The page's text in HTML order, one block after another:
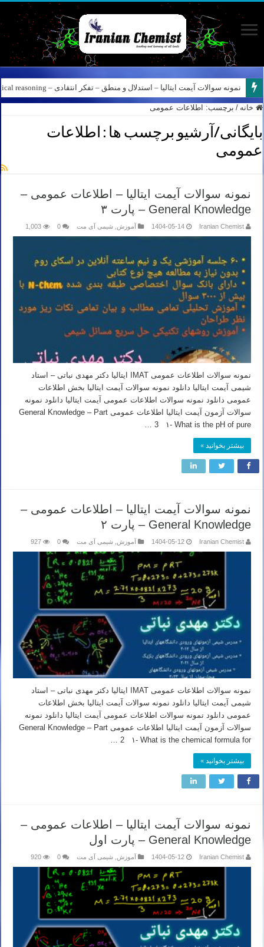
نمونه سوالات آیمت ایتالیا – استدلال و منطق – تفکر انتقادی – Logical reasoning – پارت ۸
خانه / برچسب: اطلاعات عمومی
بایگانی/آرشیو برچسب ها : اطلاعات
عمومی
نمونه سوالات آیمت ایتالیا – اطلاعات عمومی –
General Knowledge – پارت ۳
Iranian Chemist
1404-05-14 آموزش شیمی آی مت 0
1,003
نمونه سوالات اطلاعات عمومی IMAT ایتالیا دکتر مهدی نباتی – استاد
شیمی آیمت ایتالیا دانلود نمونه سوالات آیمت ایتالیا بخش اطلاعات
عمومی دانلود نمونه سوالات اطلاعات عمومی آیمت ایتالیا دانلود نمونه
سوالات آزمون آیمت ایتالیا اطلاعات عمومی General Knowledge – Part
3 ۱- What is the pH of pure …
بیشتر بخوانید »
نمونه سوالات آیمت ایتالیا – اطلاعات عمومی –
General Knowledge – پارت ۲
Iranian Chemist
1404-05-12 آموزش شیمی آی مت 0
927
نمونه سوالات اطلاعات عمومی IMAT ایتالیا دکتر مهدی نباتی – استاد
شیمی آیمت ایتالیا دانلود نمونه سوالات آیمت ایتالیا بخش اطلاعات
عمومی دانلود نمونه سوالات اطلاعات عمومی آیمت ایتالیا دانلود نمونه
سوالات آزمون آیمت ایتالیا اطلاعات عمومی General Knowledge – Part
2 ۱- What is the chemical formula for …
بیشتر بخوانید »
نمونه سوالات آیمت ایتالیا – اطلاعات عمومی –
General Knowledge – پارت اول
Iranian Chemist
1404-05-12 آموزش شیمی آی مت 0
920